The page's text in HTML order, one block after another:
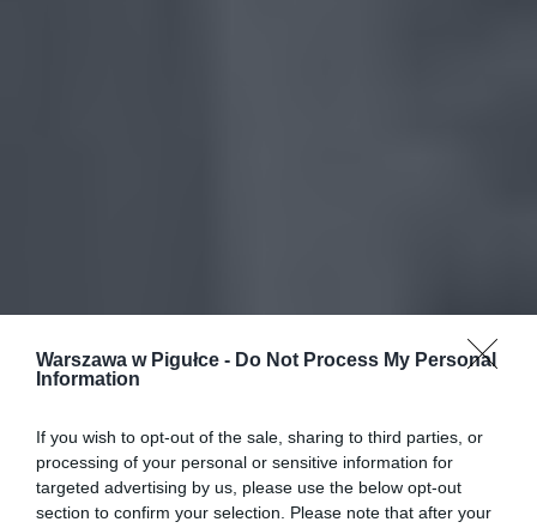
Warszawa w Pigułce - Do Not Process My Personal
Information
If you wish to opt-out of the sale, sharing to third parties, or
processing of your personal or sensitive information for
targeted advertising by us, please use the below opt-out
section to confirm your selection. Please note that after your